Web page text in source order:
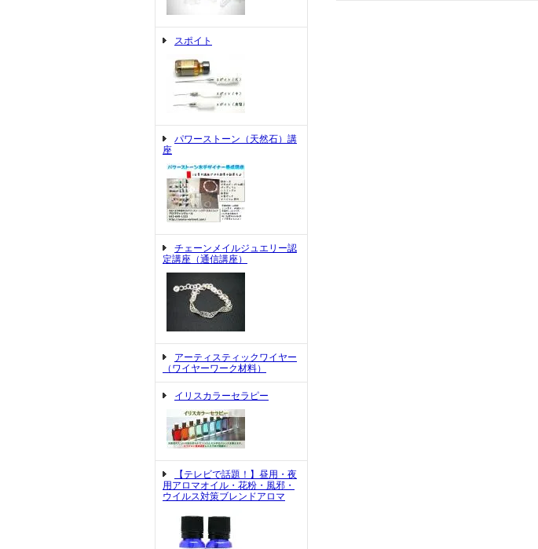
スポイト
パワーストーン（天然石）講
座
チェーンメイルジュエリー認
定講座（通信講座）
アーティスティックワイヤー
（ワイヤーワーク材料）
イリスカラーセラピー
【テレビで話題！】昼用・夜
用アロマオイル・花粉・風邪・
ウイルス対策ブレンドアロマ